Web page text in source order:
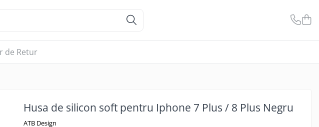
de Retur
Husa de silicon soft pentru Iphone 7 Plus / 8 Plus Negru
ATB Design